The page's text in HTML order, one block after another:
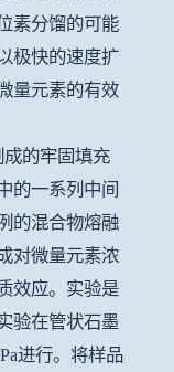
素分馏的可能
极快的速度扩
量元素的有效
的牢固填充
的一系列中间
的混合物熔融
对微量元素浓
效应。实验是
验在管状石墨
进行。将样品